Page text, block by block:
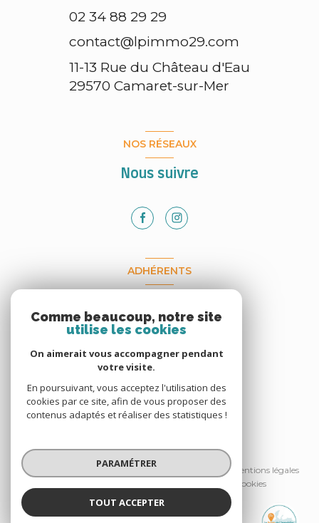
La Pointe de l'Immobilier
02 34 88 29 29
contact@lpimmo29.com
11-13 Rue du Château d'Eau
29570 Camaret-sur-Mer
NOS RÉSEAUX
Nous suivre
ADHÉRENTS
© 2026 | Tous droits réservés
Nos honoraires
Nos partenaires
Mentions légales
Cookies
Comme beaucoup, notre site
utilise les cookies
On aimerait vous accompagner pendant
votre visite.
En poursuivant, vous acceptez l'utilisation des
cookies par ce site, afin de vous proposer des
contenus adaptés et réaliser des statistiques !
PARAMÉTRER
TOUT ACCEPTER